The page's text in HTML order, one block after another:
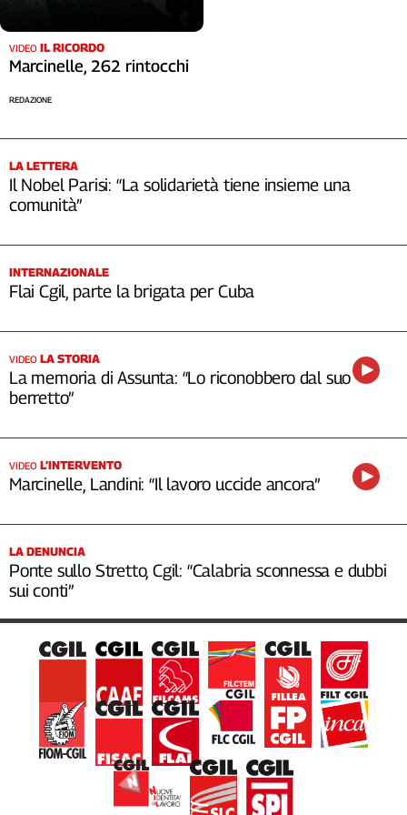
redazione
Newsletter
VIDEO IL RICORDO
Marcinelle, 262 rintocchi
REDAZIONE
LA LETTERA
Il Nobel Parisi: “La solidarietà tiene insieme una
comunità”
INTERNAZIONALE
Flai Cgil, parte la brigata per Cuba
VIDEO LA STORIA
La memoria di Assunta: “Lo riconobbero dal suo
berretto”
VIDEO L’INTERVENTO
Marcinelle, Landini: “Il lavoro uccide ancora”
LA DENUNCIA
Ponte sullo Stretto, Cgil: “Calabria sconnessa e dubbi
sui conti”